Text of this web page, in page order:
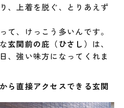
、上着を脱ぐ、とりあえず
て、けっこう多いんです。
玄関前の庇（ひさし） は、
、強い味方になってくれま
ら直接アクセスできる玄関